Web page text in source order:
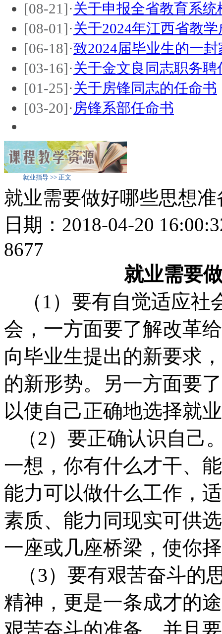
[08-21]·关于申报全省教育系统
[08-01]·关于2024年江西省教
[06-18]·致2024届毕业生的一封
[03-16]·关于金文良同志职务聘
[01-25]·关于房锋同志的任命书
[03-20]· 房锋系部任命书
就业指导 >> 正文
就业需要做好哪些思想准
日期：2018-04-20
8677
就业需要
（ 1）要有自觉适应社
会，一方面要了解改革
向毕业生提出的新要求
的新形势。另一方面要
以使自己正确地选择就
（2）要正确认识自己
一想，你有什么才干、
能力可以做什么工作，
素质、能力同现实可供
一座或几座桥梁，使你
（3）要有艰苦奋斗的
精神，更是一条成才的